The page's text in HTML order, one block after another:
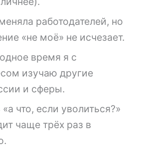
работодателей, но
«не моё» не исчезает.
время я с
изучаю другие
и сферы.
что, если уволиться?»
чаще трёх раз в